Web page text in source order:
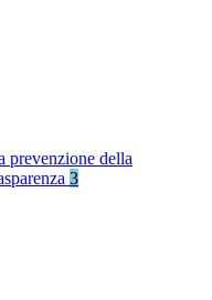
prevenzione della
3